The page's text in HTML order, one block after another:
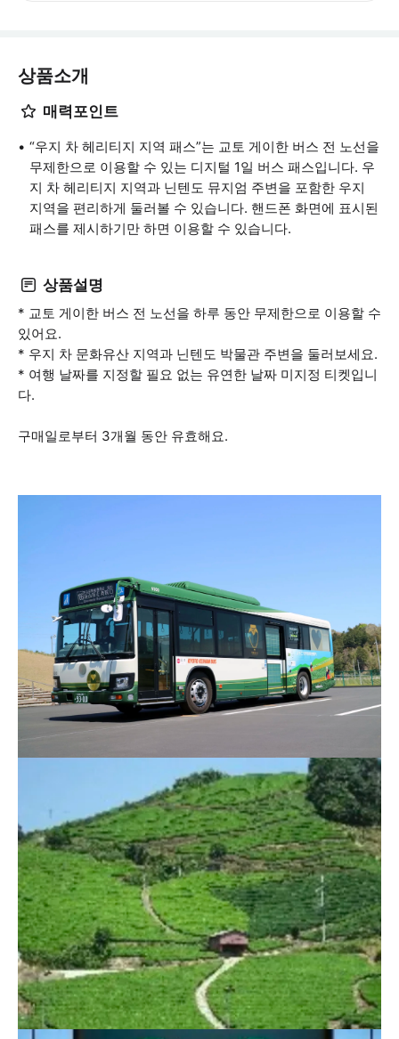
상품소개
매력포인트
“우지 차 헤리티지 지역 패스”는 교토 게이한 버스 전 노선을
무제한으로 이용할 수 있는 디지털 1일 버스 패스입니다. 우
지 차 헤리티지 지역과 닌텐도 뮤지엄 주변을 포함한 우지
지역을 편리하게 둘러볼 수 있습니다. 핸드폰 화면에 표시된
패스를 제시하기만 하면 이용할 수 있습니다.
상품설명
* 교토 게이한 버스 전 노선을 하루 동안 무제한으로 이용할 수
있어요.
* 우지 차 문화유산 지역과 닌텐도 박물관 주변을 둘러보세요.
* 여행 날짜를 지정할 필요 없는 유연한 날짜 미지정 티켓입니
다.
구매일로부터 3개월 동안 유효해요.